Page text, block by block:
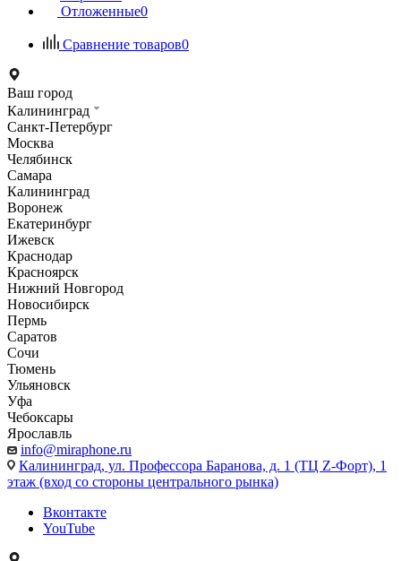
Отложенные0
Сравнение товаров0
Ваш город
Калининград
Санкт-Петербург
Москва
Челябинск
Самара
Калининград
Воронеж
Екатеринбург
Ижевск
Краснодар
Красноярск
Нижний Новгород
Новосибирск
Пермь
Саратов
Сочи
Тюмень
Ульяновск
Уфа
Чебоксары
Ярославль
info@miraphone.ru
Калининград, ул. Профессора Баранова, д. 1 (ТЦ Z-Форт), 1
этаж (вход со стороны центрального рынка)
Вконтакте
YouTube